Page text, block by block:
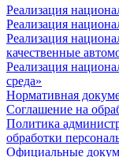
Реализация
Реализация
Реализация
качественные
Реализация
среда»
Нормативная
Соглашение на
Политика
обработки
Официальные